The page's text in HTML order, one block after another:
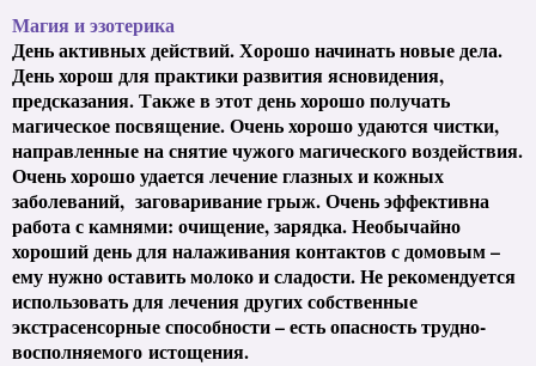
Магия и эзотерика
День активных действий. Хорошо начинать новые дела.
День хорош для практики развития ясновидения,
предсказания. Также в этот день хорошополучать
магическое посвящение. Очень хорошо удаются чистки,
направленные на снятие чужого магического воздействия.
Очень хорошо удается лечение глазных и кожных
заболеваний, заговаривание грыж. Очень эффективна
работа с камнями: очищение, зарядка. Необычайно
хороший день для налаживания контактов с домовым –
ему нужно оставить молоко и сладости. Не рекомендуется
использовать для лечения других собственные
экстрасенсорные способности – есть опасность трудно-
восполняемого истощения.